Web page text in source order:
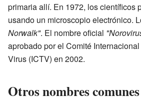
primaria allí. En 1972, los científicos
usando un microscopio electrónico.
Norwalk". El nombre oficial
aprobado por el Comité
Virus (ICTV) en 2002.
Otros nombres